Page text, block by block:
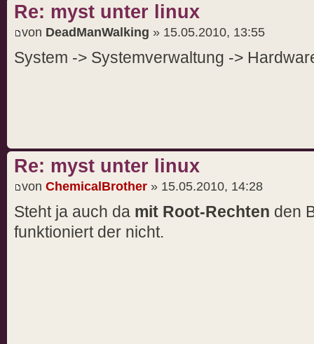
Re: myst unter linux
von DeadManWalking » 15.05.2010, 13:55
System -> Systemverwaltung ->
Re: myst unter linux
von ChemicalBrother » 15.05.2010, 14:28
Steht ja auch da mit Root-Rechten den
funktioniert der nicht.